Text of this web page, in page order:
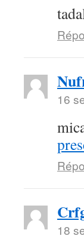
16
18